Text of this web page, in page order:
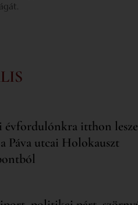
évfordulónkra itthon
Páva utcai Holokauszt